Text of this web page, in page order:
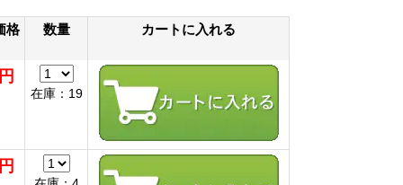
格 数量 カートに入れる
在庫：19